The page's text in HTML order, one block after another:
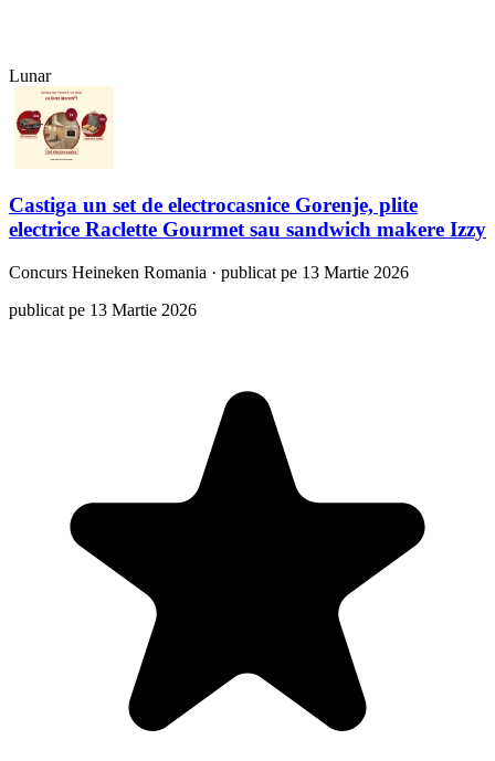
Lunar
Castiga un set de electrocasnice Gorenje, plite
electrice Raclette Gourmet sau sandwich makere Izzy
Concurs Heineken Romania · publicat pe 13 Martie 2026
publicat pe 13 Martie 2026